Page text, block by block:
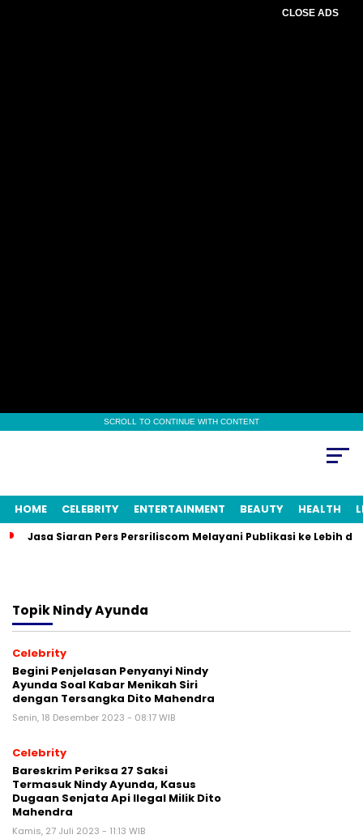
CLOSE ADS
SCROLL TO CONTINUE WITH CONTENT
HOME CELEBRITY ENTERTAINMENT BEAUTY HEALTH
Jasa Siaran Pers Persriliscom Melayani Publikasi ke Lebih
TopikNindy Ayunda
Celebrity
Begini Penjelasan Penyanyi Nindy
Ayunda Soal Kabar Menikah Siri
dengan Tersangka Dito Mahendra
Senin, 18 Desember 2023 - 08:17 WIB
Celebrity
Bareskrim Periksa 27 Saksi
Termasuk Nindy Ayunda, Kasus
Dugaan Senjata Api Ilegal Milik Dito
Mahendra
Kamis, 27 Juli 2023 - 11:13 WIB